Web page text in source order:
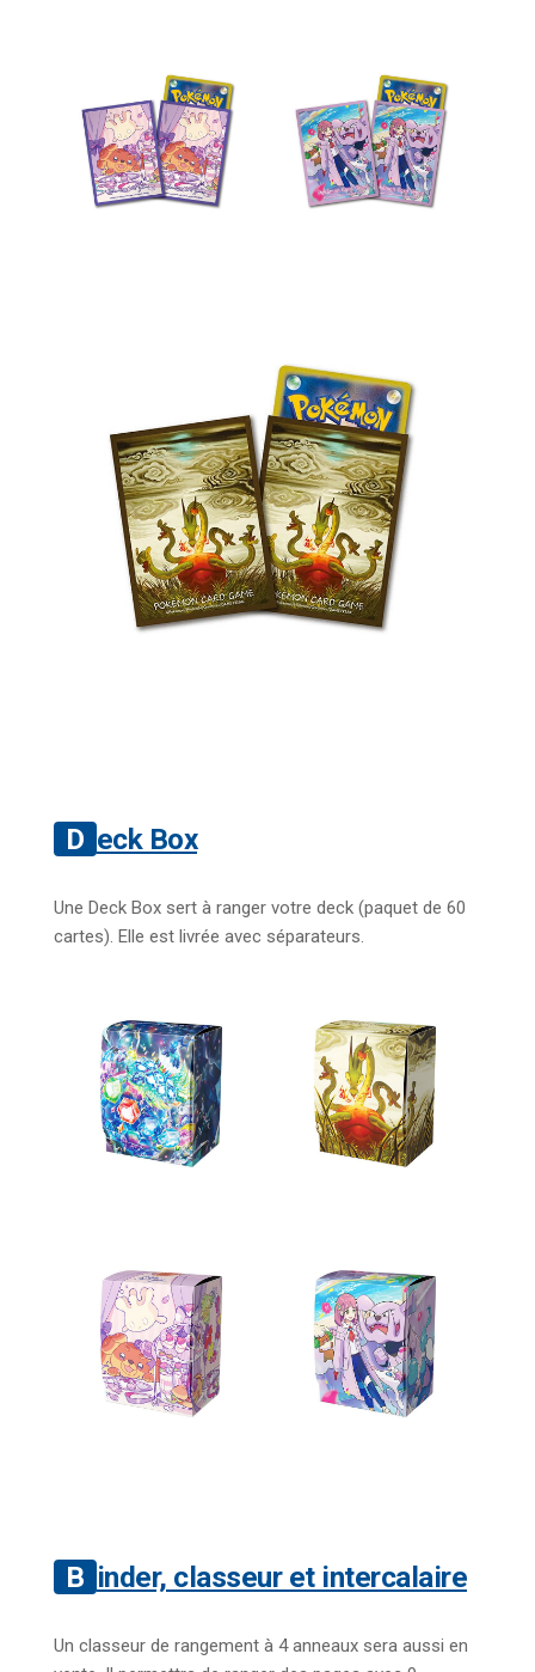
Deck Box
Une Deck Box sert à ranger votre deck (paquet de 60
cartes). Elle est livrée avec séparateurs.
Binder, classeur et intercalaire
Un classeur de rangement à 4 anneaux sera aussi en